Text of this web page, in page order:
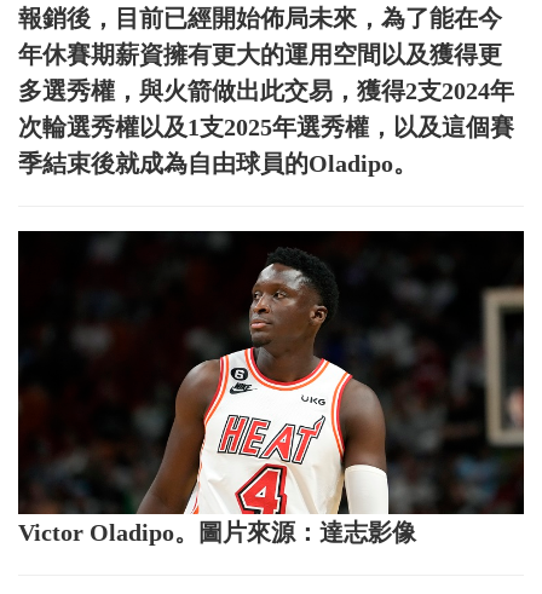
報銷後，目前已經開始佈局未來，為了能在今
年休賽期薪資擁有更大的運用空間以及獲得更
多選秀權，與火箭做出此交易，獲得2支2024年
次輪選秀權以及1支2025年選秀權，以及這個賽
季結束後就成為自由球員的Oladipo。
Victor Oladipo。圖片來源：達志影像